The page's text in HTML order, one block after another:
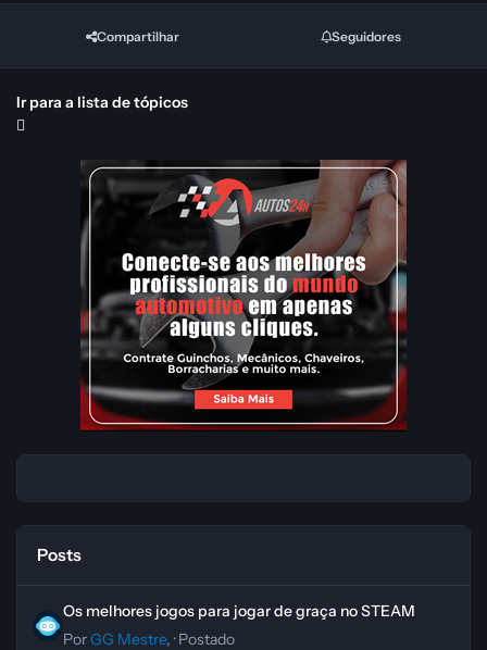
Compartilhar Seguidores
Ir para a lista de tópicos
Posts
Os melhores jogos para jogar de graça no STEAM
PorGG Mestre, ·Postado